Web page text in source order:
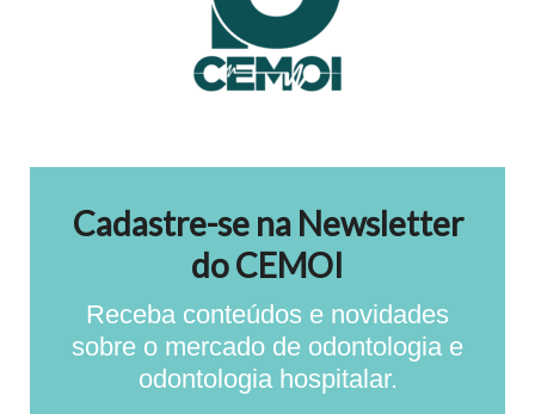
Cadastre-se na Newsletter
do CEMOI
Receba conteúdos e novidades
sobre o mercado de odontologia e
odontologia hospitalar.